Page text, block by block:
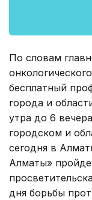
По словам
бесплатный
города и
утра до 6
городском и
сегодня в
Алматы»
дня борьбы